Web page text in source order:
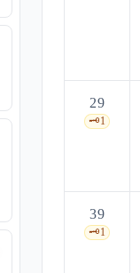
29
🗝️1
39
🗝️1